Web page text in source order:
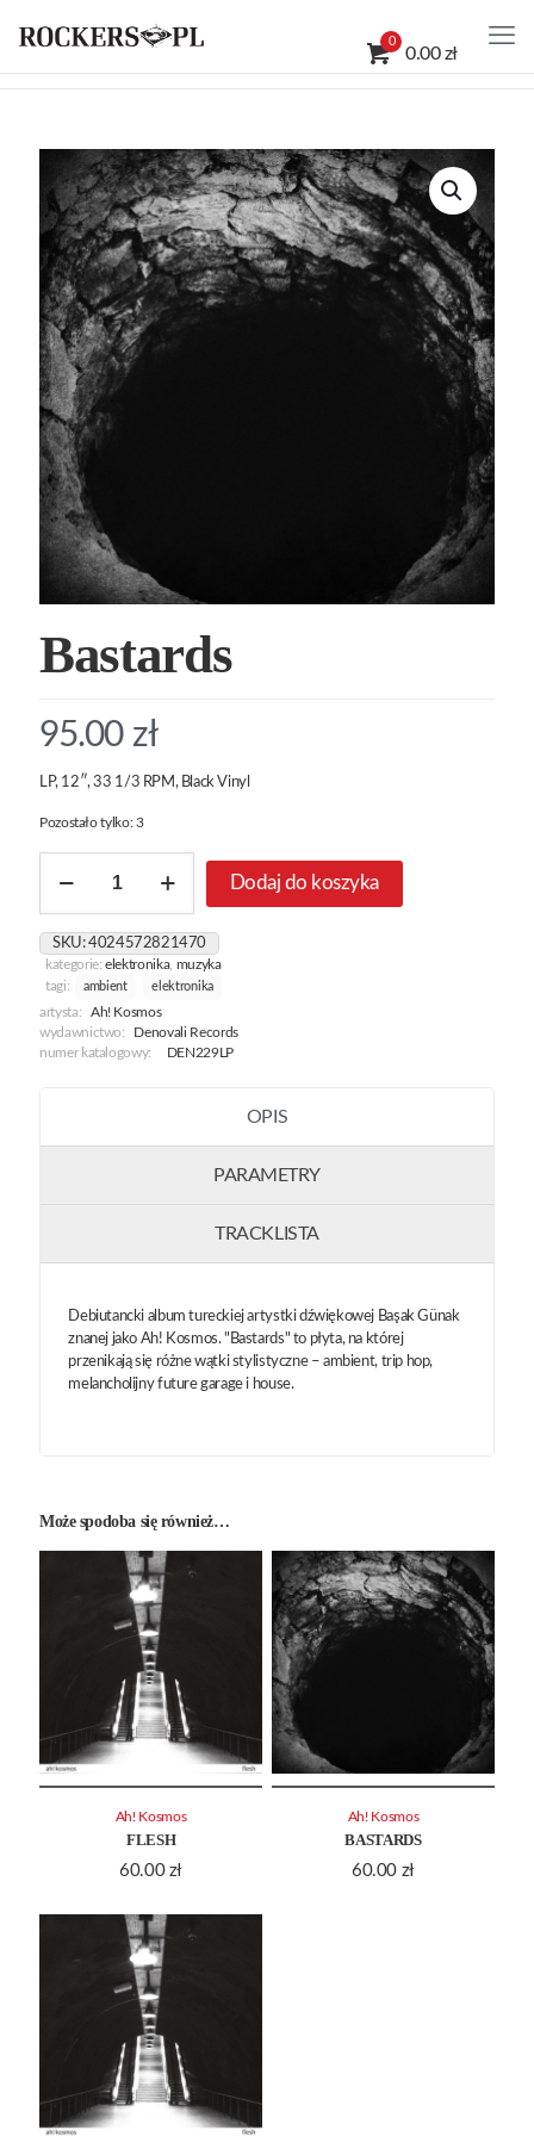
0
0.00 zł
Bastards
95.00 zł
LP, 12″, 33 1/3 RPM, Black Vinyl
Pozostało tylko: 3
Bastards
Dodaj do koszyka
SKU:4024572821470
kategorie:elektronika, muzyka
tagi:
ambient elektronika
artysta:
Ah! Kosmos
wydawnictwo:
Denovali Records
numer katalogowy:
DEN229LP
OPIS
PARAMETRY
TRACKLISTA
Debiutancki album tureckiej artystki dźwiękowej Başak Günak
znanej jako Ah! Kosmos. "Bastards" to płyta, na której
przenikają się różne wątki stylistyczne – ambient, trip hop,
melancholijny future garage i house.
Może spodoba się również…
FLESH
60.00 zł
Ah! Kosmos
BASTARDS
60.00 zł
Ah! Kosmos